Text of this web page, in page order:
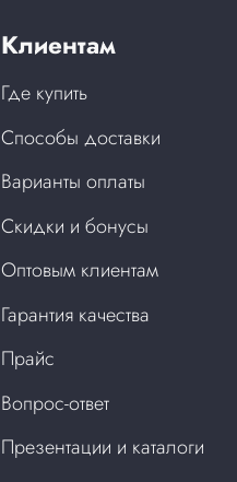
Клиентам
Где купить
Способы доставки
Варианты оплаты
Скидки и бонусы
Оптовым клиентам
Гарантия качества
Прайс
Вопрос-ответ
Презентации и каталоги